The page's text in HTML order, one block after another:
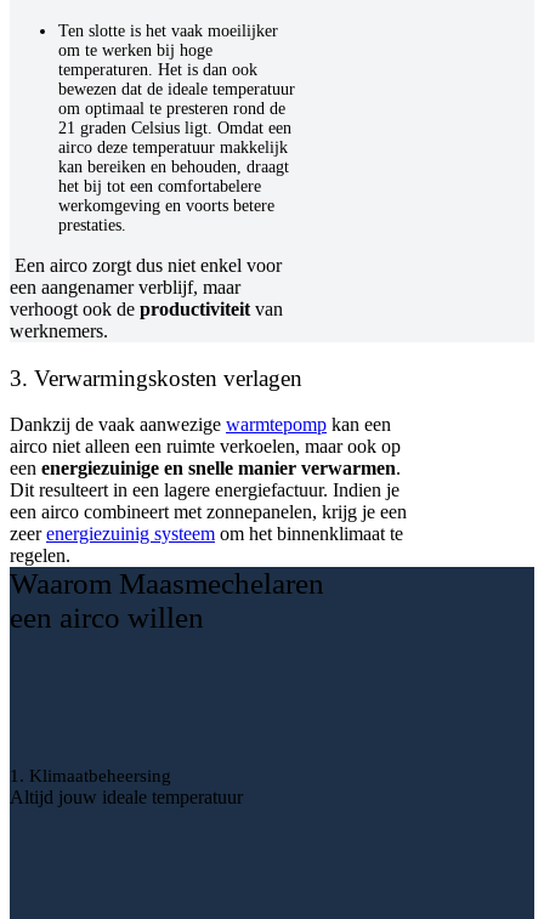
Ten slotte is het vaak moeilijker
om te werken bij hoge
temperaturen. Het is dan ook
bewezen dat de ideale temperatuur
om optimaal te presteren rond de
21 graden Celsius ligt. Omdat een
airco deze temperatuur makkelijk
kan bereiken en behouden, draagt
het bij tot een comfortabelere
werkomgeving en voorts betere
prestaties.
Een airco zorgt dus niet enkel voor
een aangenamer verblijf, maar
verhoogt ook de productiviteit van
werknemers.
3. Verwarmingskosten verlagen
Dankzij de vaak aanwezige warmtepomp kan een
airco niet alleen een ruimte verkoelen, maar ook op
een energiezuinige en snelle manier verwarmen.
Dit resulteert in een lagere energiefactuur. Indien je
een airco combineert met zonnepanelen, krijg je een
zeerenergiezuinig systeem om het binnenklimaat te
regelen.
Waarom Maasmechelaren
een airco willen
1. Klimaatbeheersing
Altijd jouw ideale temperatuur